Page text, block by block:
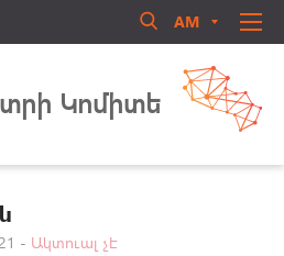
AM
Կոմիտե
- Ակտուալ չէ